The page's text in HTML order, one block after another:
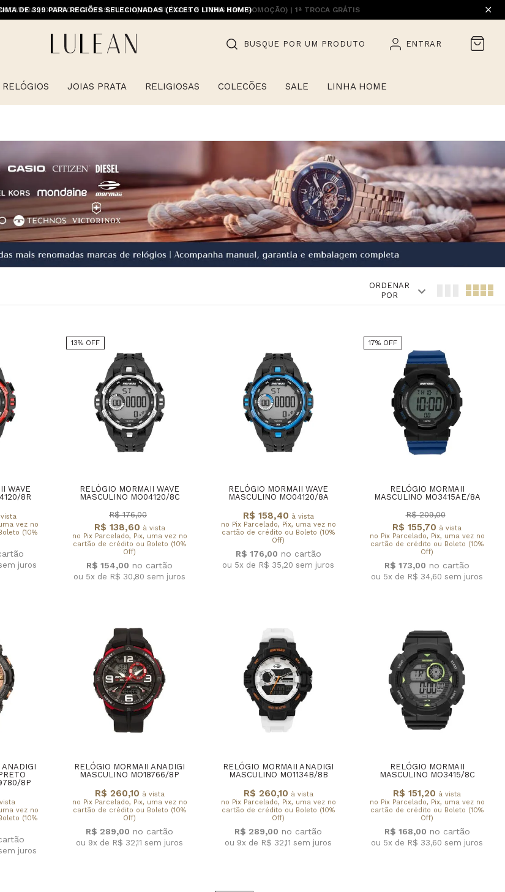
DE 399 PARA REGIÕES SELECIONADAS (EXCETO LINHA HOME)
BUSQUE POR UM PRODUTO ENTRAR
RELÓGIOS JOIAS PRATA RELIGIOSAS COLECÕES SALE LINHA HOME
ORDENAR
POR
WAVE
8R
vez no
(10%
juros
13% OFF
RELÓGIO MORMAII WAVE
MASCULINO MO04120/8C
R$ 138,60 à vista
no Pix Parcelado, Pix, uma vez no
cartão de crédito ou Boleto (10%
Off)
R$ 176,00
R$ 154,00
ou 5x de R$ 30,80 sem juros
RELÓGIO MORMAII WAVE
MASCULINO MO04120/8A
R$ 158,40 à vista
no Pix Parcelado, Pix, uma vez no
cartão de crédito ou Boleto (10%
Off)
R$ 176,00
ou 5x de R$ 35,20 sem juros
17% OFF
RELÓGIO MORMAII
MASCULINO MO3415AE/8A
R$ 155,70 à vista
no Pix Parcelado, Pix, uma vez no
cartão de crédito ou Boleto (10%
Off)
R$ 209,00
R$ 173,00
ou 5x de R$ 34,60 sem juros
ANADIGI
8P
vez no
(10%
juros
RELÓGIO MORMAII ANADIGI
MASCULINO MO18766/8P
R$ 260,10 à vista
no Pix Parcelado, Pix, uma vez no
cartão de crédito ou Boleto (10%
Off)
R$ 289,00
ou 9x de R$ 32,11 sem juros
RELÓGIO MORMAII ANADIGI
MASCULINO MO1134B/8B
R$ 260,10 à vista
no Pix Parcelado, Pix, uma vez no
cartão de crédito ou Boleto (10%
Off)
R$ 289,00
ou 9x de R$ 32,11 sem juros
RELÓGIO MORMAII
MASCULINO MO3415/8C
R$ 151,20 à vista
no Pix Parcelado, Pix, uma vez no
cartão de crédito ou Boleto (10%
Off)
R$ 168,00
ou 5x de R$ 33,60 sem juros